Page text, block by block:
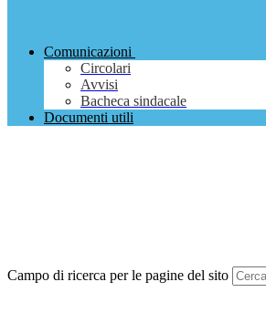
Comunicazioni
Circolari
Avvisi
Bacheca sindacale
Documenti utili
Campo di ricerca per le pagine del sito